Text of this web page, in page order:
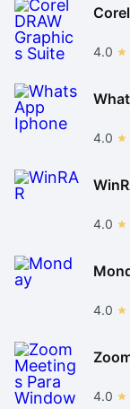
4.0
4.0
4.0
4.0
4.0